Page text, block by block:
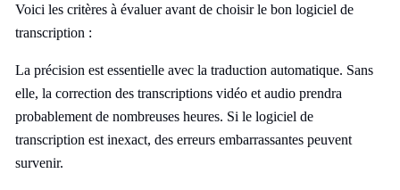
Voici les critères à évaluer avant de choisir le bon logiciel de
transcription :
La précision est essentielle avec la traduction automatique. Sans
elle, la correction des transcriptions vidéo et audio prendra
probablement de nombreuses heures. Si le logiciel de
transcription est inexact, des erreurs embarrassantes peuvent
survenir.